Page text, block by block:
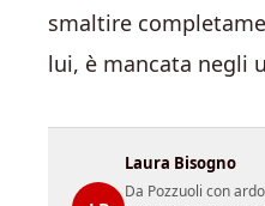
smaltire
lui, è mancata negli
Laura Bisogno
Da Pozzuoli con